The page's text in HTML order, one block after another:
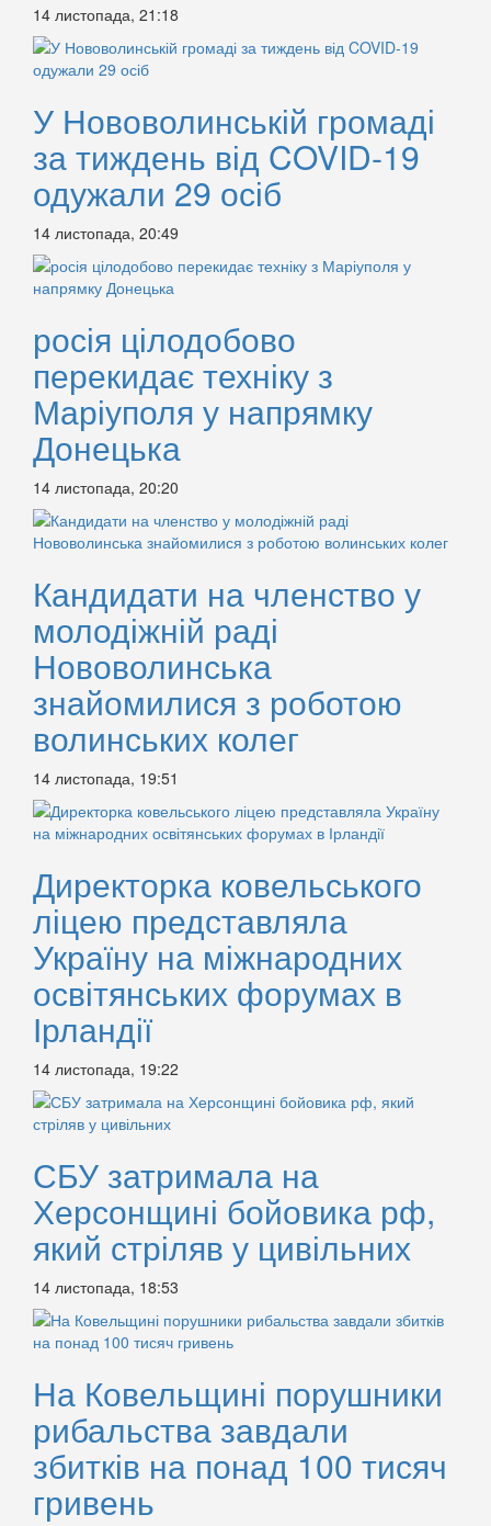
14 листопада, 21:18
У Нововолинській громаді
за тиждень від COVID-19
одужали 29 осіб
14 листопада, 20:49
росія цілодобово
перекидає техніку з
Маріуполя у напрямку
Донецька
14 листопада, 20:20
Кандидати на членство у
молодіжній раді
Нововолинська
знайомилися з роботою
волинських колег
14 листопада, 19:51
Директорка ковельського
ліцею представляла
Україну на міжнародних
освітянських форумах в
Ірландії
14 листопада, 19:22
СБУ затримала на
Херсонщині бойовика рф,
який стріляв у цивільних
14 листопада, 18:53
На Ковельщині порушники
рибальства завдали
збитків на понад 100 тисяч
гривень